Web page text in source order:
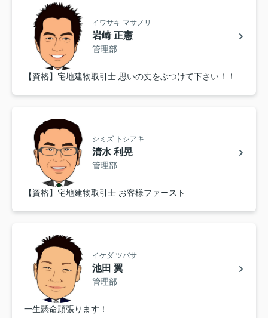
イワサキ マサノリ
岩崎 正憲
管理部
【資格】宅地建物取引士 思いの丈をぶつけて下さい！！
シミズ トシアキ
清水 利晃
管理部
【資格】宅地建物取引士 お客様ファースト
イケダ ツバサ
池田 翼
管理部
一生懸命頑張ります！